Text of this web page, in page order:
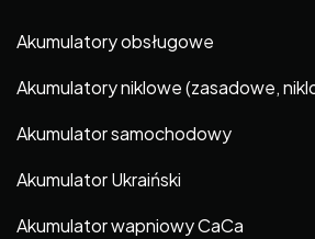
Akumulatory obsługowe
Akumulatory niklowe (zasadowe,
Akumulator samochodowy
Akumulator Ukraiński
Akumulator wapniowy CaCa